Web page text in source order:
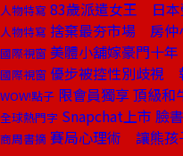
人物特寫 83歲派遣女王 日本
人物特寫 捨棄最夯市場 房仲
國際視窗 美體小舖嫁豪門十
國際視窗 優步被控性別歧視
WOW!點子 限會員獨享 頂級和
全球熱門字 Snapchat上市 臉
商周書摘 賽局心理術 讓熊孩